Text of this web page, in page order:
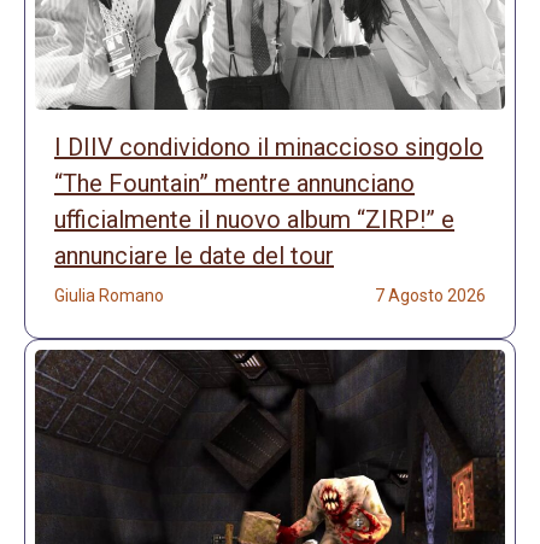
I DIIV condividono il minaccioso singolo
“The Fountain” mentre annunciano
ufficialmente il nuovo album “ZIRP!” e
annunciare le date del tour
Giulia Romano 7 Agosto 2026